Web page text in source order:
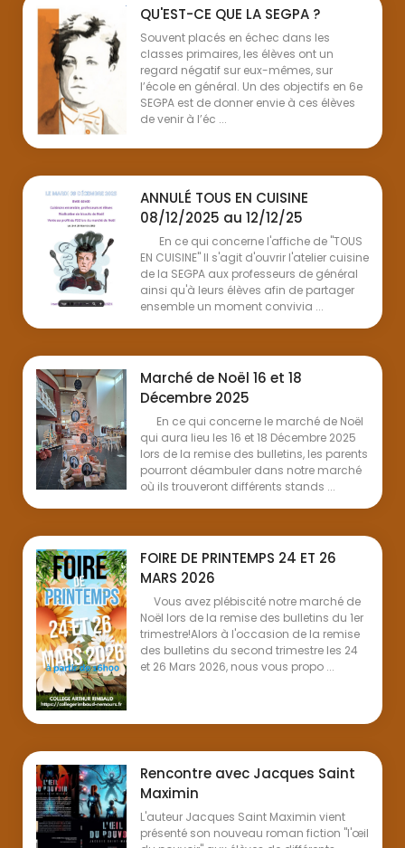
QU'EST-CE QUE LA SEGPA ?
Souvent placés en échec dans les
classes primaires, les élèves ont un
regard négatif sur eux-mêmes, sur
l’école en général. Un des objectifs en 6e
SEGPA est de donner envie à ces élèves
de venir à l’éc ...
ANNULÉ TOUS EN CUISINE
08/12/2025 au 12/12/25
En ce qui concerne l'affiche de "TOUS
EN CUISINE" Il s'agit d'ouvrir l'atelier cuisine
de la SEGPA aux professeurs de général
ainsi qu'à leurs élèves afin de partager
ensemble un moment convivia ...
Marché de Noël 16 et 18
Décembre 2025
En ce qui concerne le marché de Noël
qui aura lieu les 16 et 18 Décembre 2025
lors de la remise des bulletins, les parents
pourront déambuler dans notre marché
où ils trouveront différents stands ...
FOIRE DE PRINTEMPS 24 ET 26
MARS 2026
Vous avez plébiscité notre marché de
Noël lors de la remise des bulletins du 1er
trimestre!Alors à l'occasion de la remise
des bulletins du second trimestre les 24
et 26 Mars 2026, nous vous propo ...
Rencontre avec Jacques Saint
Maximin
L'auteur Jacques Saint Maximin vient
présenté son nouveau roman fiction "l'œil